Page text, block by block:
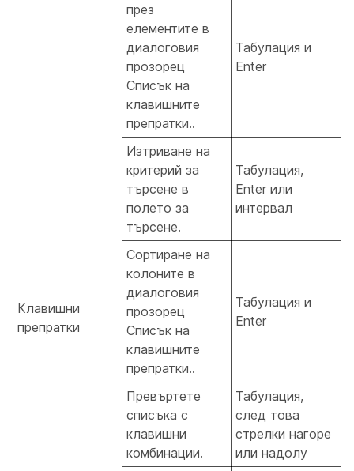
Клавишни
препратки
през
елементите в
диалоговия
прозорец
Списък на
клавишните
препратки..
Табулация и
Enter
Изтриване на
критерий за
търсене в
полето за
търсене.
Табулация,
Enter или
интервал
Сортиране на
колоните в
диалоговия
прозорец
Списък на
клавишните
препратки..
Табулация и
Enter
Превъртете
списъка с
клавишни
комбинации.
Табулация,
след това
стрелки нагоре
или надолу